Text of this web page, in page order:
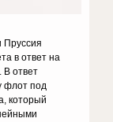
Пруссия
в ответ на
В ответ
флот под
который